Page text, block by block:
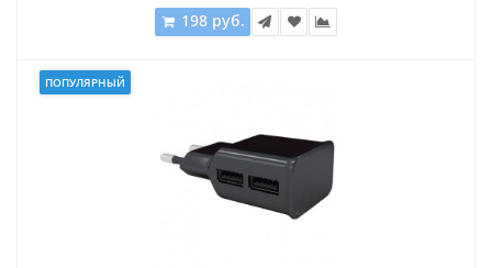
198 руб.
ПОПУЛЯРНЫЙ